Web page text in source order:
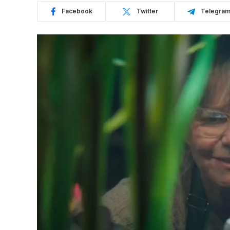
Facebook Twitter Telegram